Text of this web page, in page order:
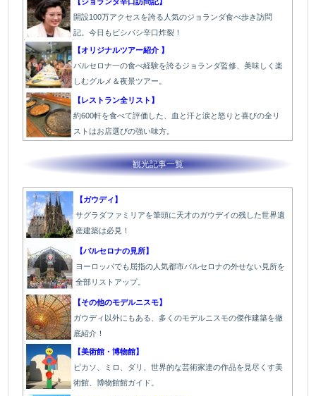
開設100万アクセスを誇る人気のジョランダ食べ歩き訪問
記。今日もビシバシ辛口炸裂！
【オリジナルツアー紹介 】
バルセロナ一の食べ経験を誇るジョランダ監修、美味しく楽
しむグルメ＆夜景ツアー。
【レストラン全リスト】
約600軒を食べて評価した、血と汗と涙と怒りと喜びの全リ
ストはお店選びの強い味方。
観光記事一覧
【ガウディ】
サグラダファミリアを筆頭に天才のガウデイの残した世界遺
産建築は必見！
【バルセロナの見所】
ヨーロッパでも屈指の人気都市バルセロナの外せない見所を
全部リストアップ。
【その他のモデルニスモ】
ガウディ以外にもある、多くのモデルニスモの傑作建築を徹
底紹介！
【美術館・博物館】
ピカソ、ミロ、ダリ、世界的な芸術家達の作品を見尽くす美
術館、博物館館ガイド。